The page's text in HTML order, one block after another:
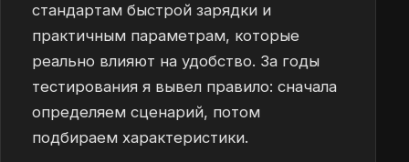
стандартам быстрой зарядки и
практичным параметрам, которые
реально влияют на удобство. За годы
тестирования я вывел правило: сначала
определяем сценарий, потом
подбираем характеристики.